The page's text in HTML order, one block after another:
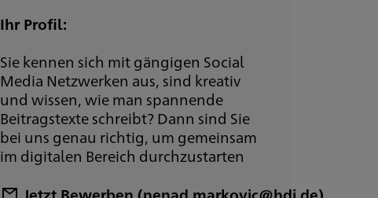
Ihr Profil:
Sie kennen sich mit gängigen Social
Media Netzwerken aus, sind kreativ
und wissen, wie man spannende
Beitragstexte schreibt? Dann sind Sie
bei uns genau richtig, um gemeinsam
im digitalen Bereich durchzustarten